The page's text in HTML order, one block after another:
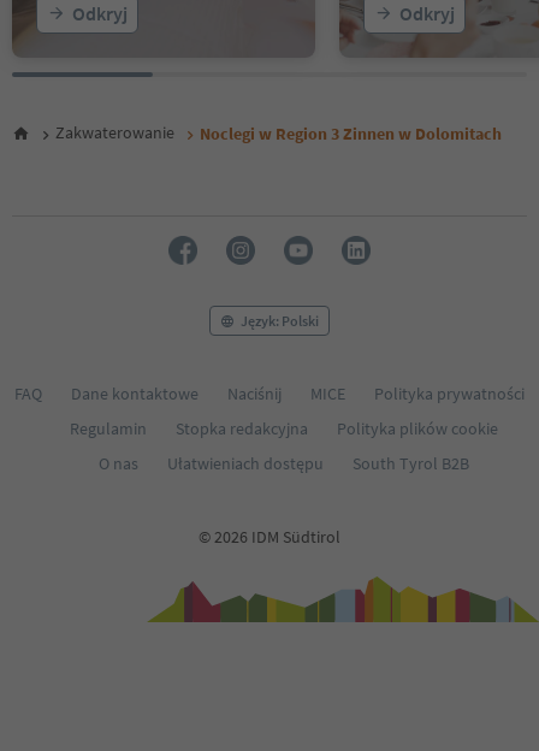
Odkryj Odkryj
Zakwaterowanie Noclegi w Region 3 Zinnen w Dolomitach
Język: Polski
FAQ Dane kontaktowe Naciśnij MICE
Polityka prywatności
Regulamin
Stopka redakcyjna
Polityka plików cookie
O nas
Ułatwieniach dostępu South Tyrol B2B
© 2026 IDM Südtirol